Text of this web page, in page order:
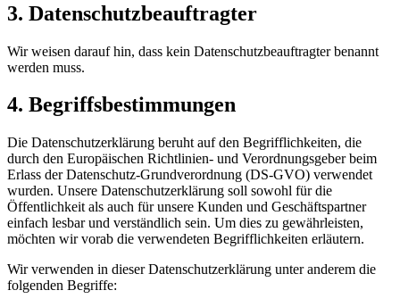
3. Datenschutzbeauftragter
Wir weisen darauf hin, dass kein Datenschutzbeauftragter benannt
werden muss.
4. Begriffsbestimmungen
Die Datenschutzerklärung beruht auf den Begrifflichkeiten, die
durch den Europäischen Richtlinien- und Verordnungsgeber beim
Erlass der Datenschutz-Grundverordnung (DS-GVO) verwendet
wurden. Unsere Datenschutzerklärung soll sowohl für die
Öffentlichkeit als auch für unsere Kunden und Geschäftspartner
einfach lesbar und verständlich sein. Um dies zu gewährleisten,
möchten wir vorab die verwendeten Begrifflichkeiten erläutern.
Wir verwenden in dieser Datenschutzerklärung unter anderem die
folgenden Begriffe: